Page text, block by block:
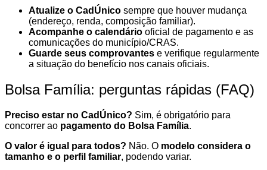
Atualize o CadÚnico sempre que houver mudança
(endereço, renda, composição familiar).
Acompanhe o calendário oficial de pagamento e as
comunicações do município/CRAS.
Guarde seus comprovantes e verifique regularmente
a situação do benefício nos canais oficiais.
Bolsa Família: perguntas rápidas (FAQ)
Preciso estar no CadÚnico? Sim, é obrigatório para
concorrer ao pagamento do Bolsa Família.
O valor é igual para todos? Não. O modelo considera o
tamanho e o perfil familiar, podendo variar.